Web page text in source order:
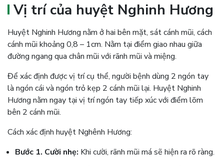
Vị trí của huyệt Nghinh Hương
Huyệt Nghinh Hương nằm ở hai bên mặt, sát cánh mũi, cách
cánh mũi khoảng 0,8 – 1cm. Nằm tại điểm giao nhau giữa
đường ngang qua chân mũi với rãnh mũi và miệng.
Để xác định được vị trí cụ thể, người bệnh dùng 2 ngón tay
là ngón cái và ngón trỏ kẹp 2 cánh mũi lại. Huyệt Nghinh
Hương nằm ngay tại vị trí ngón tay tiếp xúc với điểm lõm
bên 2 cánh mũi.
Cách xác định huyệt Nghênh Hương:
Bước 1. Cười nhẹ: Khi cười, rãnh mũi má sẽ hiện ra rõ ràng.